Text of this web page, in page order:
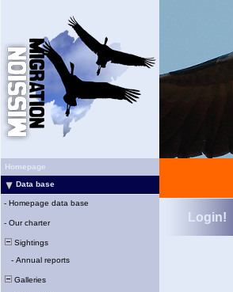
Homepage
Data base
- Homepage data base
- Our charter
Sightings
- Annual reports
Galleries
Login!